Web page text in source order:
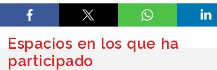
Espacios en los que ha
participado